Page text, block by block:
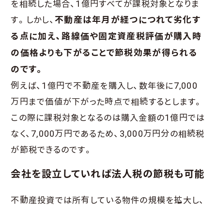
を相続した場合、1億円すべてが課税対象となりま
す。しかし、 不動産は年月が経つにつれて劣化す
る点に加え、路線価や固定資産税評価が購入時
の価格よりも下がることで節税効果が得られる
のです。
例えば、1億円で不動産を購入し、数年後に7,000
万円まで価値が下がった時点で相続するとします。
この際に課税対象となるのは購入金額の1億円では
なく、7,000万円であるため、3,000万円分の相続税
が節税できるのです。
会社を設立していれば法人税の節税も可能
不動産投資では所有している物件の規模を拡大し、